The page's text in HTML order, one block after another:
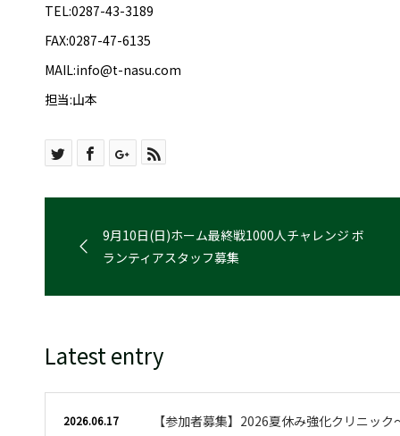
TEL:0287-43-3189
FAX:0287-47-6135
MAIL:info@t-nasu.com
担当:山本
9月10日(日)ホーム最終戦1000人チャレンジ ボ
ランティアスタッフ募集
Latest entry
2026.06.17 【参加者募集】2026夏休み強化クリニッ